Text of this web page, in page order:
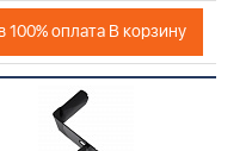
100% оплата В корзину